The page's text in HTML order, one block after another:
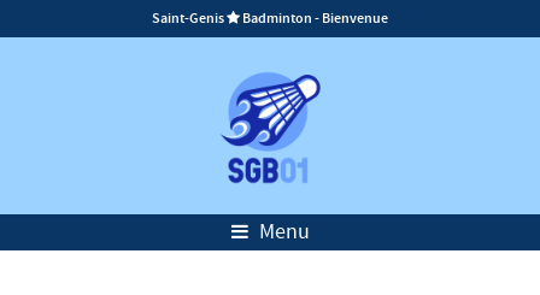
Saint-Genis Badminton - Bienvenue
Menu